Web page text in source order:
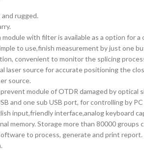
rugged.
with filter is available as a option for
to use,finish measurement by just one
convenient to monitor the splicing
laser source for accurate positioning the
source.
module of OTDR damaged by optical
and one sub USB port, for controlling by
input,friendly interface,analog keyboard
memory. Storage more than 80000 groups
to process, generate and print report.